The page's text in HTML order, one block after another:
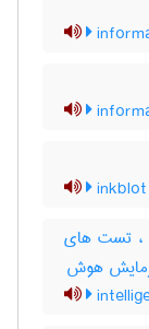
، تست های
هوش